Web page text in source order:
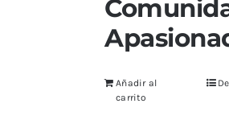
Añadir al
carrito